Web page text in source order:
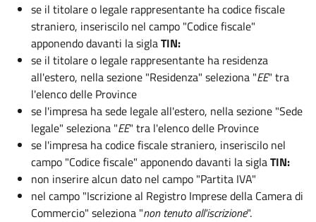
se il titolare o legale rappresentante ha codice fiscale
straniero, inseriscilo nel campo "Codice fiscale"
apponendo davanti la siglaTIN:
se il titolare o legale rappresentante ha residenza
all'estero, nella sezione "Residenza" seleziona "EE" tra
l'elenco delle Province
se l'impresa ha sede legale all'estero, nella sezione "Sede
legale" seleziona "EE" tra l'elenco delle Province
se l'impresa ha codice fiscale straniero, inseriscilo nel
campo "Codice fiscale" apponendo davanti la siglaTIN:
non inserire alcun dato nel campo "Partita IVA"
nel campo "Iscrizione al Registro Imprese della Camera di
Commercio" seleziona "non tenuto all'iscrizione".